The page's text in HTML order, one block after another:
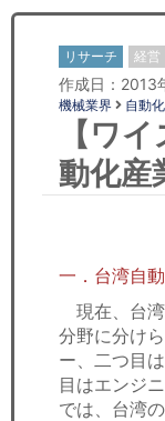
日本人にPR
コンサルティング
リサーチ
経済ニュース
労務顧問
ＩＴ
リサーチ 経営
作成日：2013
機械業界 自動
【ワ
動化産
一．台湾自
現在、台
分野に分け
ー、二つ目
目はエンジ
では、台湾